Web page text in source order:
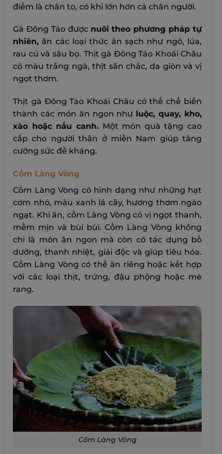
điểm là chân to, có khi lớn hơn cả chân người.
Gà Đông Tảo được nuôi theo phương pháp tự
nhiên, ăn các loại thức ăn sạch như ngô, lúa,
rau củ và sâu bọ. Thịt gà Đông Tảo Khoái Châu
có màu trắng ngà, thịt săn chắc, da giòn và vị
ngọt thơm.
Thịt gà Đông Tảo Khoái Châu có thể chế biến
thành các món ăn ngon như luộc, quay, kho,
xào hoặc nấu canh.Một món quà tặng cao
cấp cho người thân ở miền Nam giúp tăng
cường sức đề kháng.
Cốm Làng Vòng
Cốm Làng Vòng có hình dạng như những hạt
cơm nhỏ, màu xanh lá cây, hương thơm ngào
ngạt. Khi ăn, cốm Làng Vòng có vị ngọt thanh,
mềm mịn và bùi bùi. Cốm Làng Vòng không
chỉ là món ăn ngon mà còn có tác dụng bổ
dưỡng, thanh nhiệt, giải độc và giúp tiêu hóa.
Cốm Làng Vòng có thể ăn riêng hoặc kết hợp
với các loại thịt, trứng, đậu phộng hoặc mè
rang.
Cốm Làng Vòng